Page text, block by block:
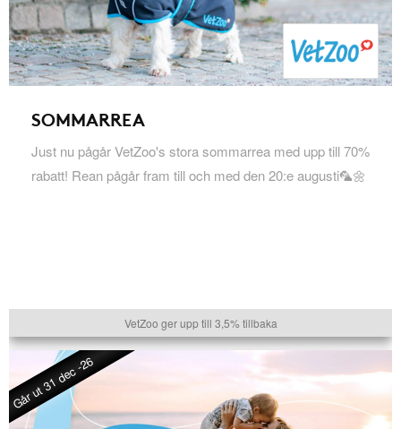
SOMMARREA
Just nu pågår VetZoo's stora sommarrea med upp till 70%
rabatt! Rean pågår fram till och med den 20:e augusti🦜🌼
VetZoo ger upp till 3,5% tillbaka
Går ut 31 dec -26